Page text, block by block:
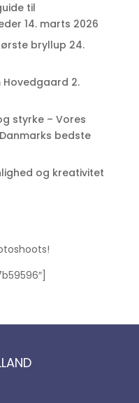
til
14. marts 2026
bryllup 24.
Hovedgaard 2.
styrke – Vores
bedste
og kreativitet